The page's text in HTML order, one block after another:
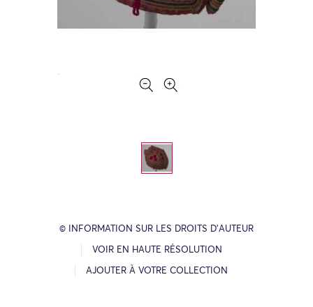
© INFORMATION SUR LES DROITS D’AUTEUR
VOIR EN HAUTE RÉSOLUTION
AJOUTER À VOTRE COLLECTION